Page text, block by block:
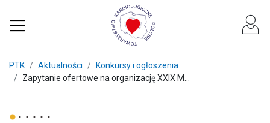
PTK Aktualności
Konkursy i ogłoszenia
Zapytanie ofertowe na organizację XXIX M...